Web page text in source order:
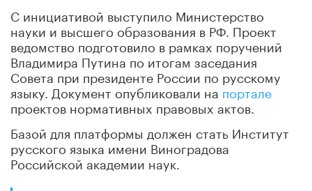
С инициативой выступило Министерство
науки и высшего образования в РФ. Проект
ведомство подготовило в рамках поручений
Владимира Путина по итогам заседания
Совета при президенте России по русскому
языку. Документ опубликовали на портале
проектов нормативных правовых актов.
Базой для платформы должен стать Институт
русского языка имени Виноградова
Российской академии наук.